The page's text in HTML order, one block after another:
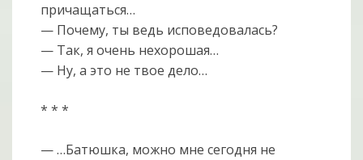
причащаться…
— Почему, ты ведь исповедовалась?
— Так, я очень нехорошая…
— Ну, а это не твое дело…
* * *
— …Батюшка, можно мне сегодня не